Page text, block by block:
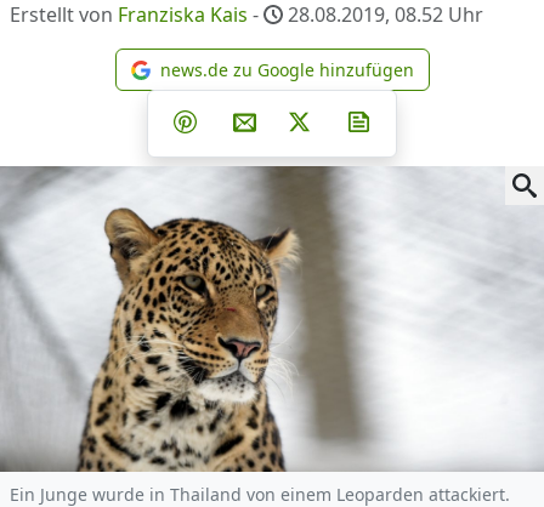
Erstellt von Franziska Kais - 28.08.2019, 08.52 Uhr
news.de zu Google
news.de zu Google hinzufügen
Teilen auf Facebook
Teilen auf Whatsapp
Teilen auf Telegram
Teilen auf Pinterest
Per E-Mail teilen
Post auf X
Ein Junge wurde in Thailand von einem Leoparden attackiert.